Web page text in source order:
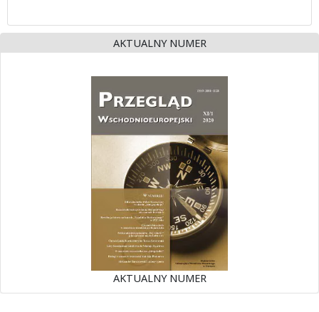
AKTUALNY NUMER
AKTUALNY NUMER